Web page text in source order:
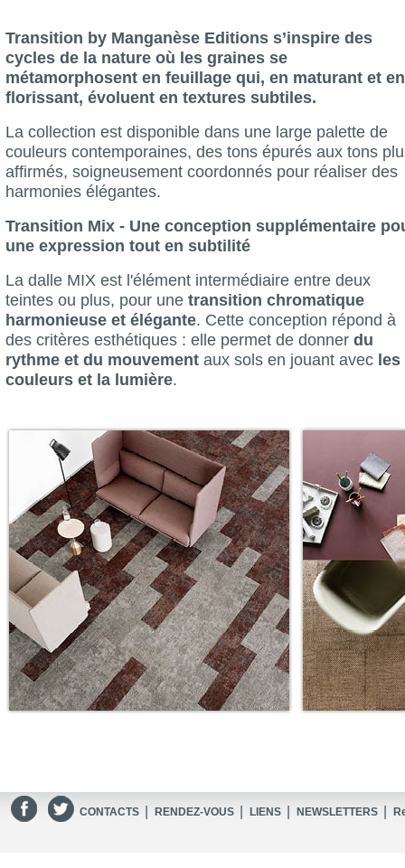
Transition by Manganèse Editions s’inspire des
cycles de la nature où les graines se
métamorphosent en feuillage qui, en maturant et en
florissant, évoluent en textures subtiles.
La collection est disponible dans une large palette de
couleurs contemporaines, des tons épurés aux tons
affirmés, soigneusement coordonnés pour réaliser des
harmonies élégantes.
Transition Mix - Une conception supplémentaire
une expression tout en subtilité
La dalle MIX est l'élément intermédiaire entre deux
teintes ou plus, pour une transition chromatique
harmonieuse et élégante. Cette conception répond à
des critères esthétiques : elle permet de donner du
rythme et du mouvement aux sols en jouant avec les
couleurs et la lumière.
CONTACTS RENDEZ-VOUS LIENS NEWSLETTERS